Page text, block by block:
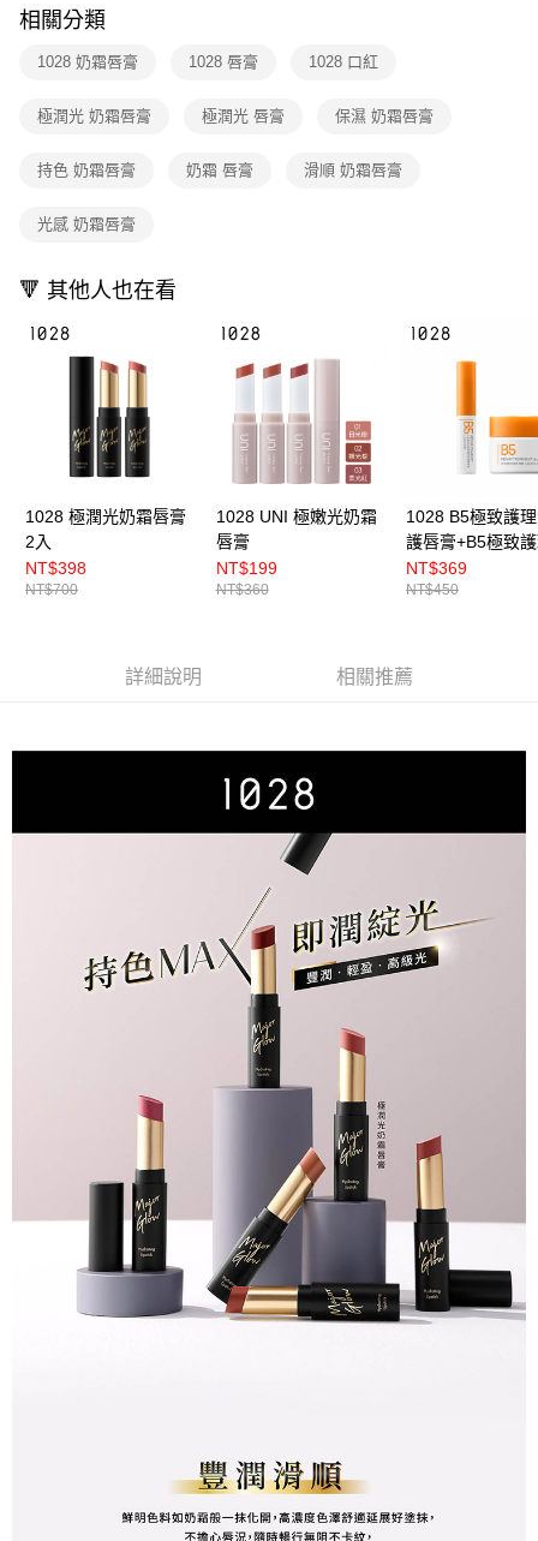
※ 請注意：結帳手續完成當下不需立刻繳費，但若您需要取消訂單，請聯絡
後付繳納相關費用。
是否繳費成功／繳費後需取消欲退款等相關疑問，請聯繫「AFTEE先享後付
【注意事項】
易，需依本服務之必要範圍內提供個人資料，並將交易相關給付款項請求債
https://aftee.tw/terms/#terms3
３．未成年的使用者請事先徵得法定代理人或監護人之同意方可使用
「AFTEE先享後付」，若未經同意申辦者引起之損失，本公司不負相關責
任。
４．使用「AFTEE先享後付」時，將依據個別帳號之用戶狀況，依本公司即
請求用戶進行身份認證。
５．嚴禁一人註冊多個帳號或使用他人資訊註冊。若發現惡意使用之情形，
恩沛科技股份有限公司將有權停止該用戶之使用額度並採取法律行動。
7-11取貨付款
每筆NT$80，滿NT$599(含以上)免運費
宅配
相關分類
1028 奶霜唇膏 1028 唇膏 1028 口紅
極潤光 奶霜唇膏 極潤光 唇膏 保濕 奶霜唇膏
持色 奶霜唇膏 奶霜 唇膏 滑順 奶霜唇膏
光感 奶霜唇膏
🔻 其他人也在看
1028 極潤光奶霜唇膏
2入
NT$398
NT$700
1028 UNI 極嫩光奶霜
唇膏
NT$199
NT$360
1028 B5極致護
護唇膏+B5極致
養唇膜
NT$369
NT$450
詳細說明 相關推薦